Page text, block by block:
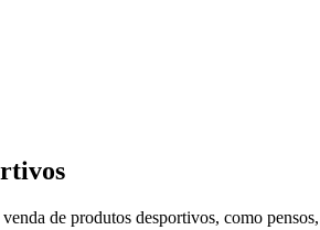
de produtos desportivos, como